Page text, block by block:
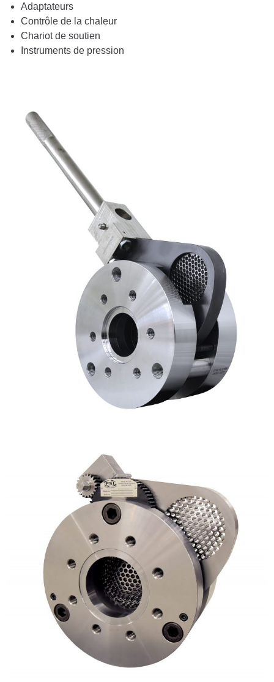
Adaptateurs
Contrôle de la chaleur
Chariot de soutien
Instruments de pression